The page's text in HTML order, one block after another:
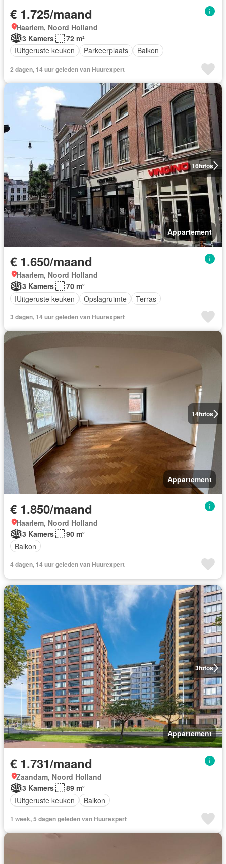
€ 1.725/maand
Haarlem, Noord Holland
3 Kamers
72 m²
IUitgeruste keuken
Parkeerplaats Balkon
2 dagen, 14 uur geleden van Huurexpert
16fotos
Appartement
€ 1.650/maand
Haarlem, Noord Holland
3 Kamers
70 m²
IUitgeruste keuken
Opslagruimte Terras
3 dagen, 14 uur geleden van Huurexpert
14fotos
Appartement
€ 1.850/maand
Haarlem, Noord Holland
3 Kamers
90 m²
Balkon
4 dagen, 14 uur geleden van Huurexpert
3fotos
Appartement
€ 1.731/maand
Zaandam, Noord Holland
3 Kamers
89 m²
IUitgeruste keuken
Balkon
1 week, 5 dagen geleden van Huurexpert